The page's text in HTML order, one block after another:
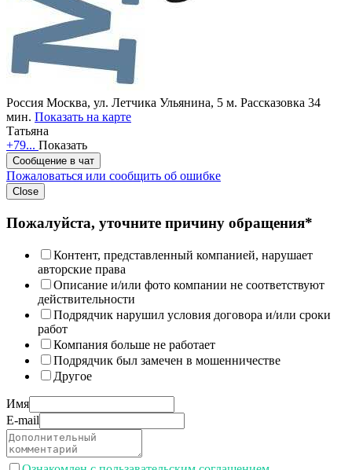
Россия Москва, ул. Летчика Ульянина, 5 м. Рассказовка 34
мин. Показать на карте
Татьяна
+79... Показать
Сообщение в чат
Пожаловаться или сообщить об ошибке
Close
Пожалуйста, уточните причину обращения*
Контент, представленный компанией, нарушает
авторские права
Описание и/или фото компании не соответствуют
действительности
Подрядчик нарушил условия договора и/или сроки
работ
Компания больше не работает
Подрядчик был замечен в мошенничестве
Другое
Имя
E-mail